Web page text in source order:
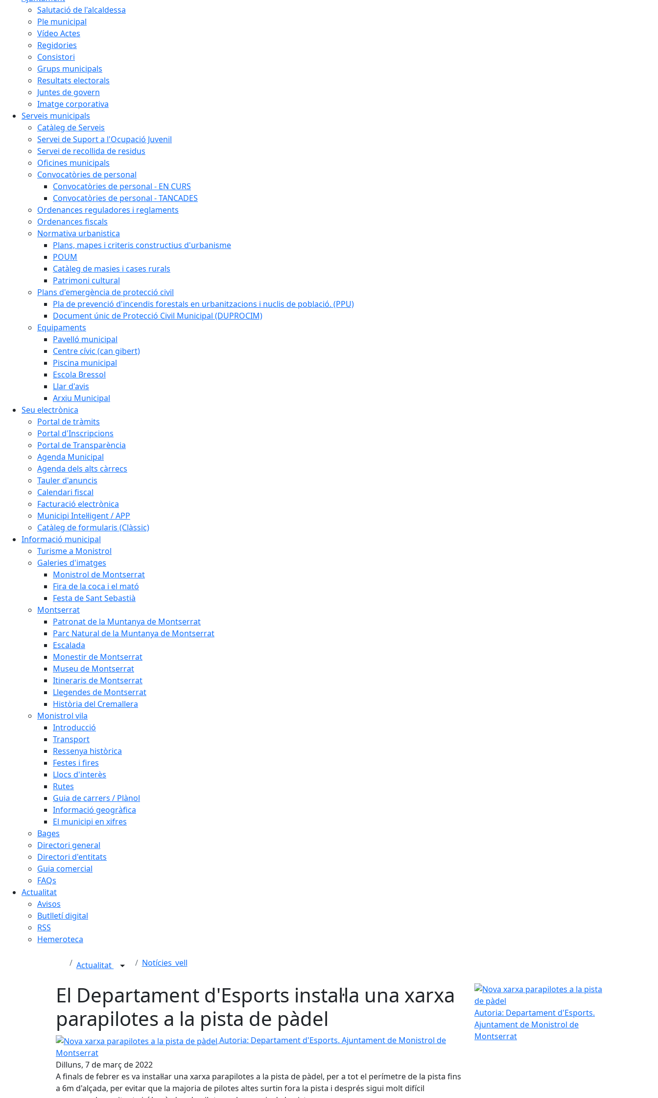
Salutació de l'alcaldessa
Ple municipal
Vídeo Actes
Regidories
Consistori
Grups municipals
Resultats electorals
Juntes de govern
Imatge corporativa
Serveis municipals
Catàleg de Serveis
Servei de Suport a l'Ocupació Juvenil
Servei de recollida de residus
Oficines municipals
Convocatòries de personal
Convocatòries de personal - EN CURS
Convocatòries de personal - TANCADES
Ordenances reguladores i reglaments
Ordenances fiscals
Normativa urbanistica
Plans, mapes i criteris constructius d'urbanisme
POUM
Catàleg de masies i cases rurals
Patrimoni cultural
Plans d'emergència de protecció civil
Pla de prevenció d'incendis forestals en urbanitzacions i nuclis de població. (PPU)
Document únic de Protecció Civil Municipal (DUPROCIM)
Equipaments
Pavelló municipal
Centre cívic (can gibert)
Piscina municipal
Escola Bressol
Llar d'avis
Arxiu Municipal
Seu electrònica
Portal de tràmits
Portal d'Inscripcions
Portal de Transparència
Agenda Municipal
Agenda dels alts càrrecs
Tauler d'anuncis
Calendari fiscal
Facturació electrònica
Municipi Intel·ligent / APP
Catàleg de formularis (Clàssic)
Informació municipal
Turisme a Monistrol
Galeries d'imatges
Monistrol de Montserrat
Fira de la coca i el mató
Festa de Sant Sebastià
Montserrat
Patronat de la Muntanya de Montserrat
Parc Natural de la Muntanya de Montserrat
Escalada
Monestir de Montserrat
Museu de Montserrat
Itineraris de Montserrat
Llegendes de Montserrat
Història del Cremallera
Monistrol vila
Introducció
Transport
Ressenya històrica
Festes i fires
Llocs d'interès
Rutes
Guia de carrers / Plànol
Informació geogràfica
El municipi en xifres
Bages
Directori general
Directori d'entitats
Guia comercial
FAQs
Actualitat
Avisos
Butlletí digital
RSS
Hemeroteca
Actualitat Notícies_vell
El Departament d'Esports instal·la una xarxa
parapilotes a la pista de pàdel
Nova xarxa parapilotes a la pista de pàdel
Autoria: Departament d'Esports. Ajuntament de Monistrol de
Montserrat
Dilluns, 7 de març de 2022
A finals de febrer es va instal·lar una xarxa parapilotes a la pista de pàdel, per a tot el perímetre de la pista fins
a 6m d'alçada, per evitar que la majoria de pilotes altes surtin fora la pista i després sigui molt difícil
Nova xarxa parapilotes a la pista de pàdel
Autoria: Departament d'Esports.
Ajuntament de Monistrol de
Montserrat